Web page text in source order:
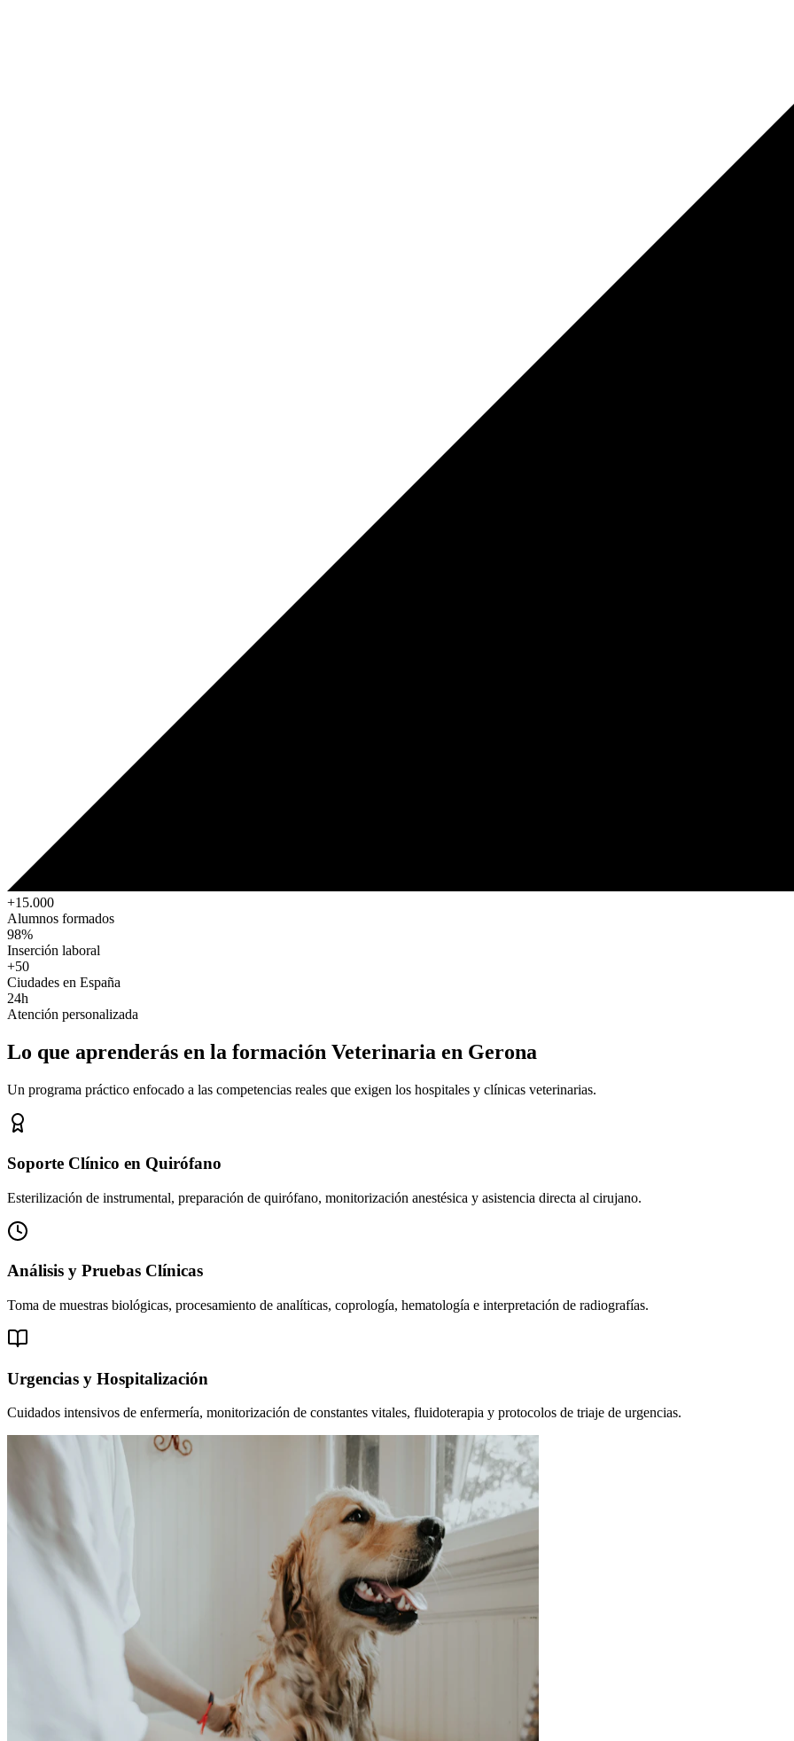
+15.000
Alumnos formados
98%
Inserción laboral
+50
Ciudades en España
24h
Atención personalizada
Lo que aprenderás en la formación Veterinaria en Gerona
Un programa práctico enfocado a las competencias reales que exigen los hospitales y clínicas veterinarias.
Soporte Clínico en Quirófano
Esterilización de instrumental, preparación de quirófano, monitorización anestésica y asistencia directa al cirujano.
Análisis y Pruebas Clínicas
Toma de muestras biológicas, procesamiento de analíticas, coprología, hematología e interpretación de radiografías.
Urgencias y Hospitalización
Cuidados intensivos de enfermería, monitorización de constantes vitales, fluidoterapia y protocolos de triaje de urgencias.